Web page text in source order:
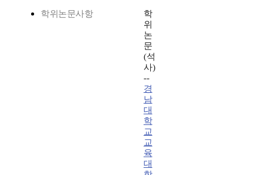
학위논문사항
학
위
논
문
(석
사)
--
경
남
대
학
교
교
육
대